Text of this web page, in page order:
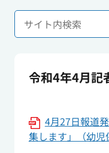
令和4年4月記
4月27日報道
集します」（幼児